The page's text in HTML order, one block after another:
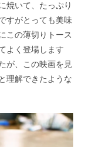
焼いて、たっぷり
すがとっても美味
この薄切りトース
よく登場します
が、この映画を見
理解できたような